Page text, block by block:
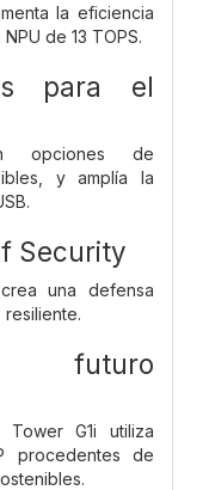
la eficiencia
de 13 TOPS.
para el
opciones de
y amplía la
Security
una defensa
futuro
G1i utiliza
procedentes de